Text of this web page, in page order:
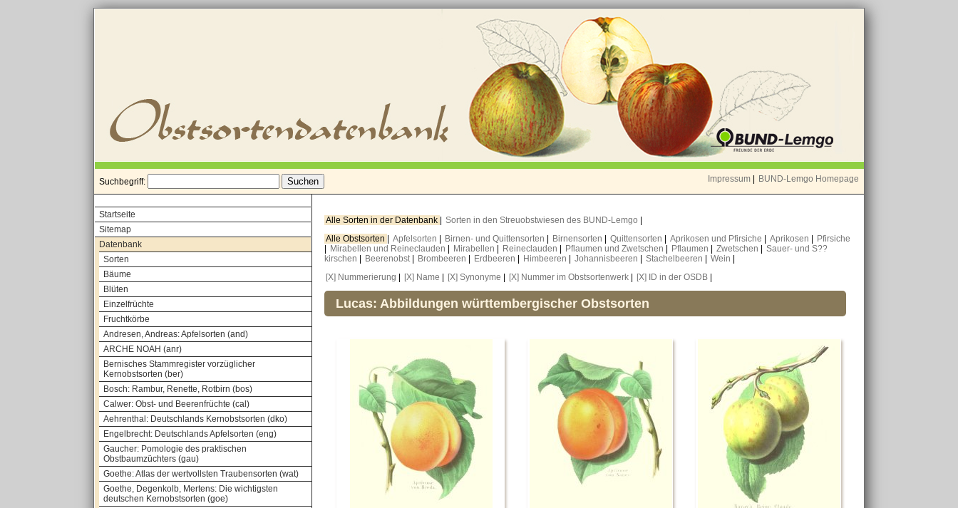
Suchbegriff: Impressum BUND-Lemgo Homepage
Startseite
Sitemap
Datenbank
Sorten
Bäume
Blüten
Einzelfrüchte
Fruchtkörbe
Andresen, Andreas: Apfelsorten (and)
ARCHE NOAH (anr)
Bernisches Stammregister vorzüglicher
Kernobstsorten (ber)
Bosch: Rambur, Renette, Rotbirn (bos)
Calwer: Obst- und Beerenfrüchte (cal)
Aehrenthal: Deutschlands Kernobstsorten (dko)
Engelbrecht: Deutschlands Apfelsorten (eng)
Gaucher: Pomologie des praktischen
Obstbaumzüchters (gau)
Goethe: Atlas der wertvollsten Traubensorten (wat)
Goethe, Degenkolb, Mertens: Die wichtigsten
deutschen Kernobstsorten (goe)
Alle Sorten in der Datenbank Sorten in den Streuobstwiesen des BUND-Lemgo
Alle Obstsorten
Apfelsorten Birnen- und Quittensorten Birnensorten Quittensorten Aprikosen und Pfirsiche Aprikosen
Pfirsiche
Mirabellen und Reineclauden Mirabellen Reineclauden Pflaumen und Zwetschen Pflaumen Zwetschen
Sauer- und S??
kirschen
Beerenobst Brombeeren Erdbeeren Himbeeren Johannisbeeren Stachelbeeren Wein
[X] Nummerierung
[X] Name [X] Synonyme [X] Nummer im Obstsortenwerk [X] ID in der OSDB
Lucas: Abbildungen württembergischer Obstsorten